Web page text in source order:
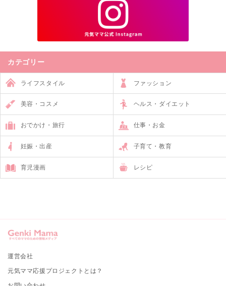
カテゴリー
ライフスタイル ファッション
美容・コスメ ヘルス・ダイエット
おでかけ・旅行 仕事・お金
妊娠・出産 子育て・教育
育児漫画 レシピ
運営会社
元気ママ応援プロジェクトとは？